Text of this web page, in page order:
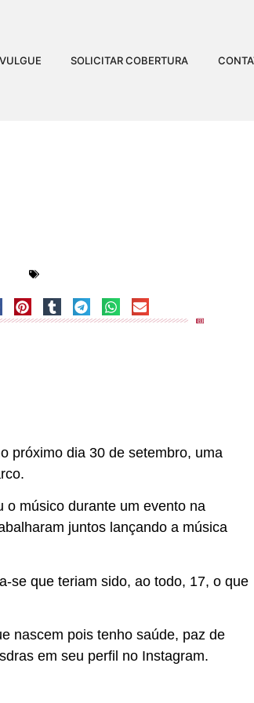
SOLICITAR COBERTURA
am
próximo dia 30 de setembro, uma
o músico durante um evento na
juntos lançando a música
se que teriam sido, ao todo, 17, o que
nascem pois tenho saúde, paz de
em seu perfil no Instagram.